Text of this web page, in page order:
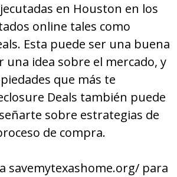
en Houston en los
online tales como
Esta puede ser una buena
una idea sobre el mercado, y
que más te
Dеalѕ también puede
sobre estrategias de
de compra.
savemytexashome.org/ para